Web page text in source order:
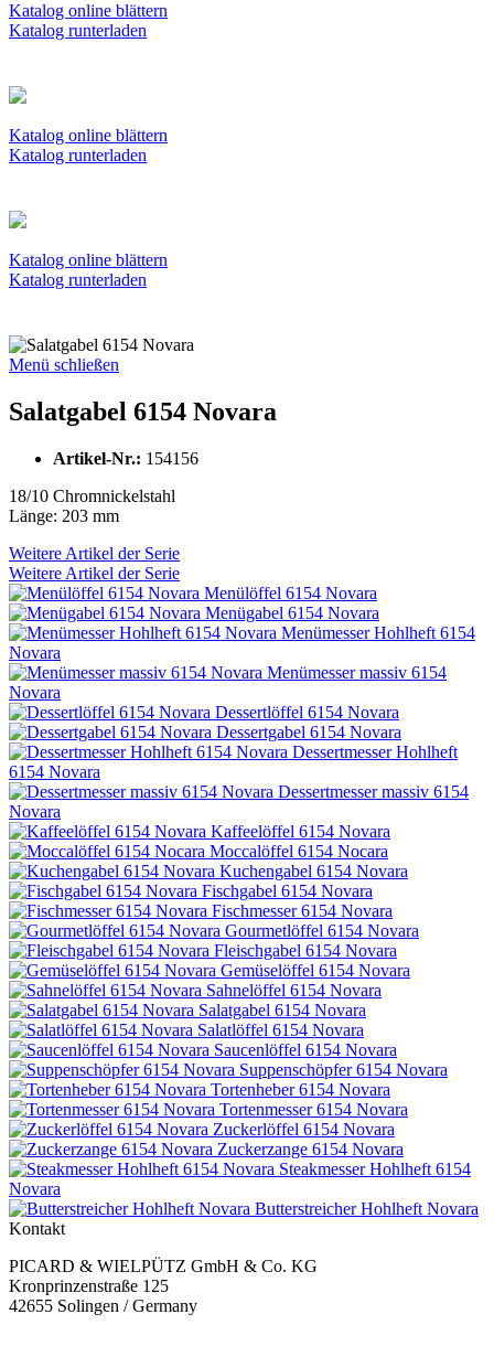
Katalog online blättern
Katalog runterladen
Katalog online blättern
Katalog runterladen
Katalog online blättern
Katalog runterladen
Menü schließen
Salatgabel 6154 Novara
Artikel-Nr.: 154156
18/10 Chromnickelstahl
Länge: 203 mm
Weitere Artikel der Serie
Weitere Artikel der Serie
Menülöffel 6154 Novara
Menügabel 6154 Novara
Menümesser Hohlheft 6154
Novara
Menümesser massiv 6154
Novara
Dessertlöffel 6154 Novara
Dessertgabel 6154 Novara
Dessertmesser Hohlheft
6154 Novara
Dessertmesser massiv 6154
Novara
Kaffeelöffel 6154 Novara
Moccalöffel 6154 Nocara
Kuchengabel 6154 Novara
Fischgabel 6154 Novara
Fischmesser 6154 Novara
Gourmetlöffel 6154 Novara
Fleischgabel 6154 Novara
Gemüselöffel 6154 Novara
Sahnelöffel 6154 Novara
Salatgabel 6154 Novara
Salatlöffel 6154 Novara
Saucenlöffel 6154 Novara
Suppenschöpfer 6154 Novara
Tortenheber 6154 Novara
Tortenmesser 6154 Novara
Zuckerlöffel 6154 Novara
Zuckerzange 6154 Novara
Steakmesser Hohlheft 6154
Novara
Butterstreicher Hohlheft Novara
Kontakt
PICARD & WIELPÜTZ GmbH & Co. KG
Kronprinzenstraße 125
42655 Solingen / Germany